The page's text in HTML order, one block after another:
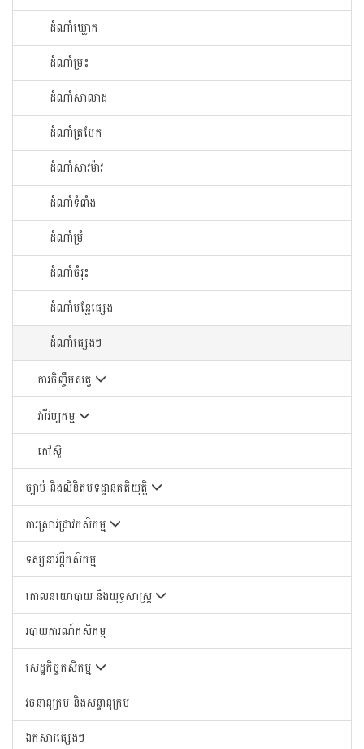
ដំណាំឃ្លោក
ដំណាំម្រះ
ដំណាំសាលាដ
ដំណាំត្របែក
ដំណាំសាវម៉ាវ
ដំណាំទំពាំង
ដំណាំម្រំ
ដំណាំចំរុះ
ដំណាំបន្លែផ្សេង
ដំណាំផ្សេងៗ
ការចិញ្ចឹមសត្វ
វារីវប្បកម្ម
កៅស៊ូ
ច្បាប់ និងលិខិតបទដ្ឋានគតិយុត្តិ
ការស្រាវជ្រាវកសិកម្ម
ទស្សនាវដ្តីកសិកម្ម
គោលនយោបាយ និងយុទ្ធសាស្រ្ត
របាយការណ៍កសិកម្ម
សេដ្ឋកិច្ចកសិកម្ម
វចនានុក្រម និងសន្ទានុក្រម
ឯកសារផ្សេងៗ